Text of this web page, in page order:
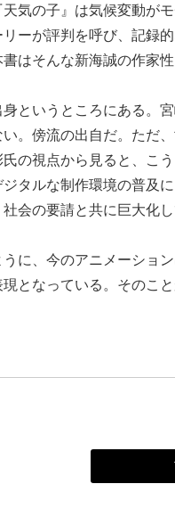
気の子』は気候変動が
ーが評判を呼び、記録
はそんな新海誠の作家
というところにある。
。傍流の出自だ。ただ
の視点から見ると、こ
タルな制作環境の普及に
会の要請と共に巨大化
に、今のアニメーショ
となっている。そのこ